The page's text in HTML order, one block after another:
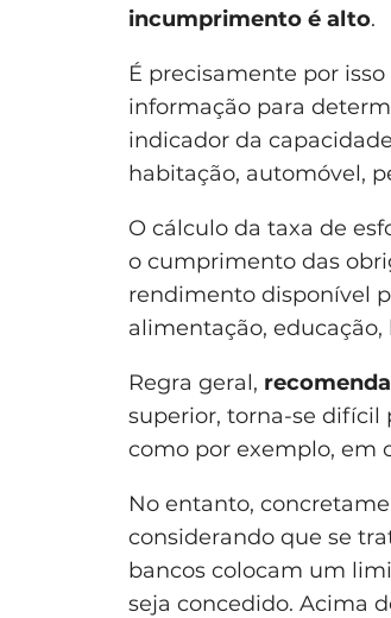
incumprimento é alto.
É precisamente por
informação para
indicador da
habitação, automóvel,
O cálculo da taxa de
o cumprimento das
rendimento disponível
alimentação, educação,
Regra geral,
superior, torna-se difícil
como por exemplo, em
No entanto,
considerando que se
bancos colocam um
seja concedido. Acima